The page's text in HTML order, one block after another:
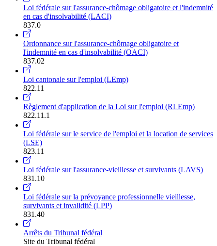
Loi fédérale sur l'assurance-chômage obligatoire et l'indemnité
en cas d'insolvabilité (LACI)
837.0
Ordonnance sur l'assurance-chômage obligatoire et
l'indemnité en cas d'insolvabilité (OACI)
837.02
Loi cantonale sur l'emploi (LEmp)
822.11
Règlement d'application de la Loi sur l'emploi (RLEmp)
822.11.1
Loi fédérale sur le service de l'emploi et la location de services
(LSE)
823.11
Loi fédérale sur l'assurance-vieillesse et survivants (LAVS)
831.10
Loi fédérale sur la prévoyance professionnelle vieillesse,
survivants et invalidité (LPP)
831.40
Arrêts du Tribunal fédéral
Site du Tribunal fédéral